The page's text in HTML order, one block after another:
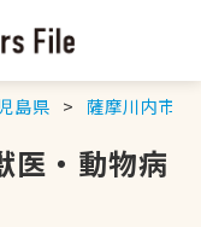
島県 薩摩川内市
医・動物病